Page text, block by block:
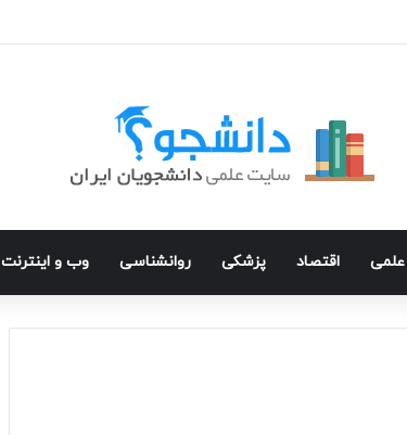
علمی اقتصاد پزشکی روانشناسی وب و اینترنت